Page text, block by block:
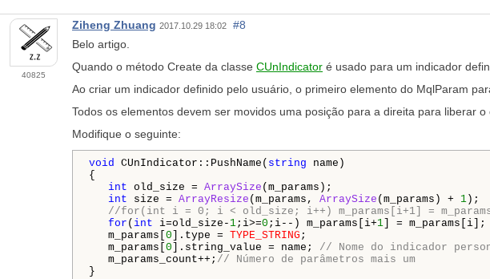
40825
Ziheng Zhuang 2017.10.29 18:02
#8
Belo artigo.
Quando o método Create da classe CUnIndicator é usado para um indicador
Ao criar um indicador definido pelo usuário, o primeiro elemento do MqlParam
Todos os elementos devem ser movidos uma posição para a direita para liberar
Modifique o seguinte:
void CUnIndicator::PushName( string name)
{
int old_size = ArraySize (m_params);
int size = ArrayResize (m_params, ArraySize (m_params) + 1 );
//for(int i = 0; i < old_size; i++) m_params[i+1] =
for ( int i=old_size- 1;i>=0 ;i--) m_params[i+1 ] = m_params[i];
m_params[ 0 ].type = TYPE_STRING ;
m_params[ 0 ].string_value = name; // Nome do indicador
m_params_count++; // Número de parâmetros mais um
}